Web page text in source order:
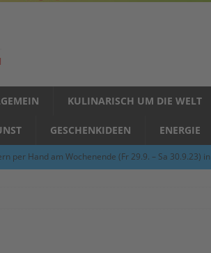
KULINARISCH UM DIE WELT
GESCHENKIDEEN ENERGIE
per Hand am Wochenende (Fr 29.9. – Sa 30.9.23) in